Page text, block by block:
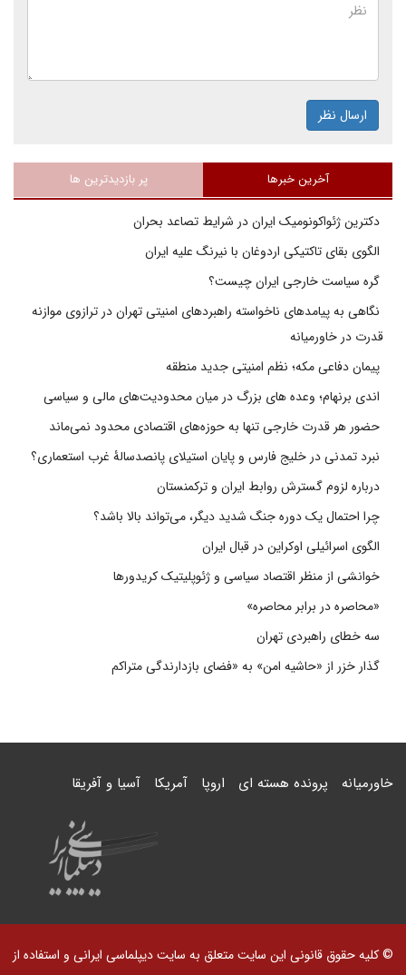
ارسال نظر
آخرین خبرها پر بازدیدترین ها
دکترین ژئواکونومیک ایران در شرایط تصاعد بحران
الگوی بقای تاکتیکی اردوغان با نیرنگ علیه ایران
گره سیاست خارجی ایران چیست؟
نگاهی به پیامدهای ناخواسته راهبردهای امنیتی تهران در ترازوی موازنه
قدرت در خاورمیانه
پیمان دفاعی مکه؛ نظم امنیتی جدید منطقه
اندی برنهام؛ وعده های بزرگ در میان محدودیت‌های مالی و سیاسی
حضور هر قدرت خارجی تنها به حوزه‌های اقتصادی محدود نمی‌ماند
نبرد تمدنی در خلیج فارس و پایان استیلای پانصدسالۀ غرب استعماری؟
درباره لزوم گسترش روابط ایران و ترکمنستان
چرا احتمال یک دوره جنگ شدید دیگر، می‌تواند بالا باشد؟
الگوی اسرائیلی اوکراین در قبال ایران
خوانشی از منظر اقتصاد سیاسی و ژئوپلیتیک کریدورها
«محاصره در برابر محاصره»
سه خطای راهبردی تهران
گذار خزر از «حاشیه امن» به «فضای بازدارندگی متراکم
خاورمیانه پرونده هسته ای اروپا آمریکا آسیا و آفریقا
© کلیه حقوق قانونی این سایت متعلق به سایت دیپلماسی ایرانی و استفاده از